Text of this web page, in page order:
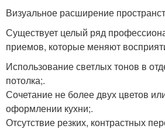
Визуальное расширение
Существует целый ряд
приемов, которые меняют
Использование светлых тонов в
потолка;.
Сочетание не более двух цветов
оформлении кухни;.
Отсутствие резких, контрастных